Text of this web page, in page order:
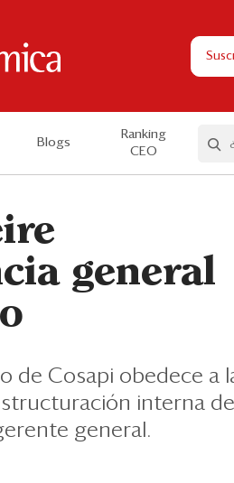
Blogs
Ranking
CEO
general
de Cosapi obedece a
interna
general.